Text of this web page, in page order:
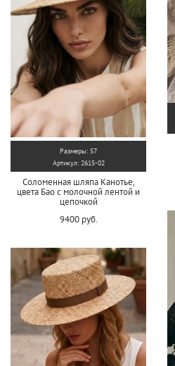
Размеры: 57
Артикул: 2615-02
Соломенная шляпа Канотье,
цвета Бао с молочной лентой и
цепочкой
9400 руб.